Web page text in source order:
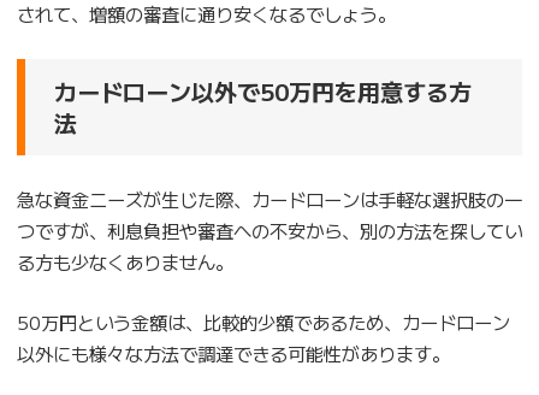
されて、増額の審査に通り安くなるでしょう。
カードローン以外で50万円を用意する方
法
急な資金ニーズが生じた際、カードローンは手軽な選択肢の一
つですが、利息負担や審査への不安から、別の方法を探してい
る方も少なくありません。
50万円という金額は、比較的少額であるため、カードローン
以外にも様々な方法で調達できる可能性があります。